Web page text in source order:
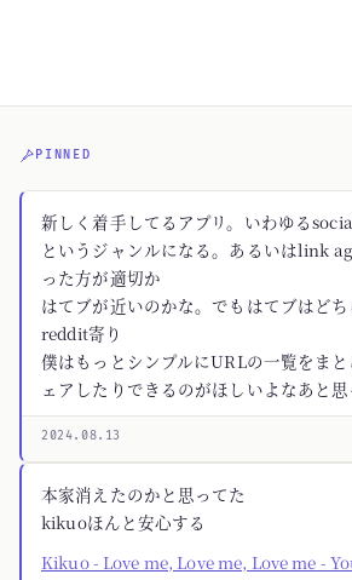
PINNED
新しく着手してるアプリ。いわゆる
というジャンルになる。あるいはlink
った方が適切か
はてブが近いのかな。でもはてブはど
reddit寄り
僕はもっとシンプルにURLの一覧をま
ェアしたりできるのがほしいよなあと思
2024.08.13
本家消えたのかと思ってた
kikuoほんと安心する
Kikuo - Love me, Love me, Love me -